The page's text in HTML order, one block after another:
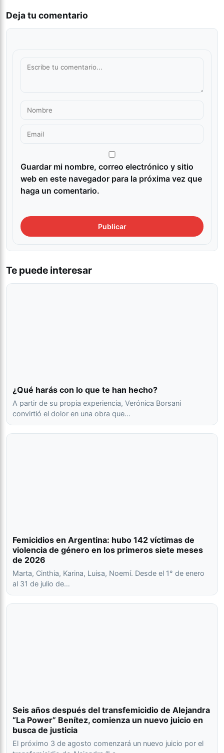
Deja tu comentario
Guardar mi nombre, correo electrónico y sitio
web en este navegador para la próxima vez que
haga un comentario.
Te puede interesar
¿Qué harás con lo que te han hecho?
A partir de su propia experiencia, Verónica Borsani
convirtió el dolor en una obra que…
Femicidios en Argentina: hubo 142 víctimas de
violencia de género en los primeros siete meses
de 2026
Marta, Cinthia, Karina, Luisa, Noemí. Desde el 1° de enero
al 31 de julio de…
Seis años después del transfemicidio de Alejandra
“La Power” Benítez, comienza un nuevo juicio en
busca de justicia
El próximo 3 de agosto comenzará un nuevo juicio por el